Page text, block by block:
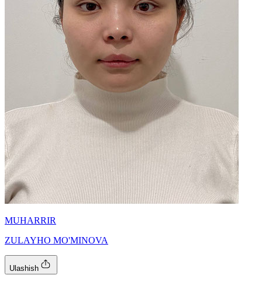
MUHARRIR
ZULAYHO MO'MINOVA
Ulashish